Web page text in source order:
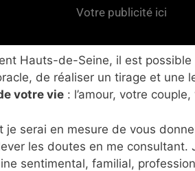
Votre publicité ici
Hauts-de-Seine, il est
de réaliser un tirage et
votre vie : l’amour, votre
serai en mesure de vous
les doutes en me
sentimental, familial,